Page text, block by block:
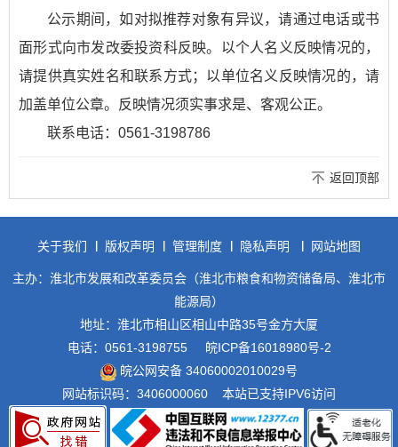
公示期间，如对拟推荐对象有异议，请通过电话或书
面形式向市发改委投资科反映。以个人名义反映情况的，
请提供真实姓名和联系方式；以单位名义反映情况的，请
加盖单位公章。反映情况须实事求是、客观公正。
联系电话：0561-3198786
返回顶部
关于我们 版权声明 管理制度 隐私声明 网站地图
主办：淮北市发展和改革委员会（淮北市粮食和物资储备局、淮北市
能源局）
地址：淮北市相山区相山中路35号金方大厦
电话：0561-3198755
皖ICP备16018980号-2
皖公网安备 34060002010029号
网站标识码：3406000060
本站已支持IPV6访问